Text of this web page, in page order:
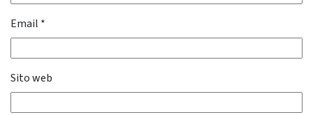
Email *
Sito web